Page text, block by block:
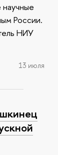
научные
России.
НИУ
13 июля